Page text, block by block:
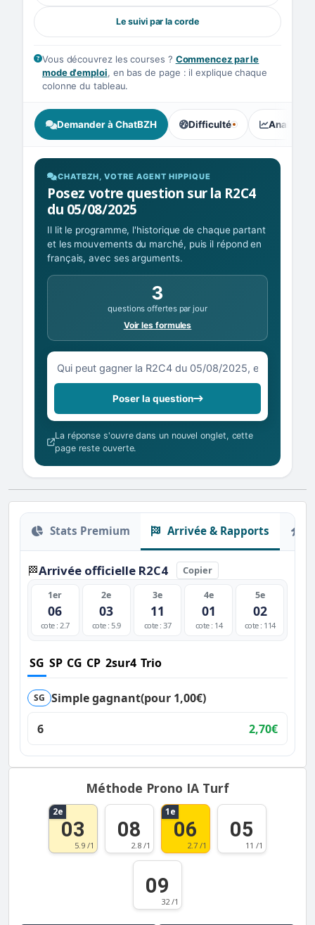
Le suivi par la corde
Vous découvrez les courses ? Commencez par le
mode d'emploi, en bas de page : il explique chaque
colonne du tableau.
Demander à ChatBZH Difficulté
, tendance des parieurs :
Analyse
CHATBZH, VOTRE AGENT HIPPIQUE
Posez votre question sur la R2C4
du 05/08/2025
Il lit le programme, l'historique de chaque partant
et les mouvements du marché, puis il répond en
français, avec ses arguments.
3
questions offertes par jour
Voir les formules
Votre question sur la R2C4 du 05/08/2025
Poser la question
La réponse s'ouvre dans un nouvel onglet, cette
page reste ouverte.
Stats Premium Arrivée & Rapports
🏁Arrivée officielle R2C4 Copier
1er
06
cote : 2.7
2e
03
cote : 5.9
3e
11
cote : 37
4e
01
cote : 14
5e
02
cote : 114
SG SP CG CP 2sur4 Trio
SG Simple gagnant(pour 1,00€)
6
2,70€
Méthode Prono IA Turf
2e
03
5.9 /1
08
2.8 /1
1e
06
2.7 /1
05
11 /1
09
32 /1